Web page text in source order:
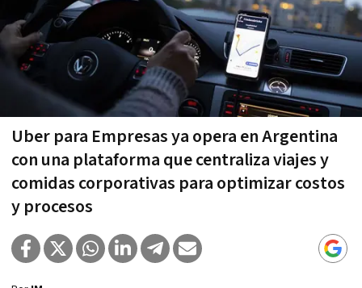
Uber para Empresas ya opera en Argentina
con una plataforma que centraliza viajes y
comidas corporativas para optimizar costos
y procesos